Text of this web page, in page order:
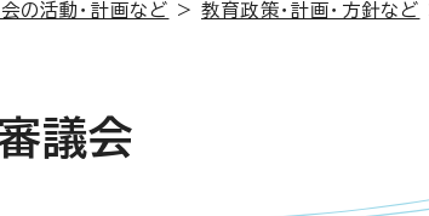
の活動・計画など >教育政策・計画・方針など
議会